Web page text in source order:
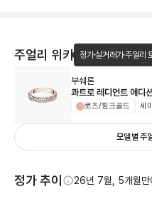
주얼리 위키 정가·실거래가·주얼리
부쉐론
콰트로 레디언트 에디
로즈/핑크골드 세
모델 별 주
정가 추이 26년 7월, 5개월만